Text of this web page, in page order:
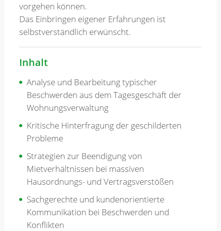
vorgehen können.
Das Einbringen eigener Erfahrungen ist
selbstverständlich erwünscht.
Inhalt
Analyse und Bearbeitung typischer
Beschwerden aus dem Tagesgeschäft der
Wohnungsverwaltung
Kritische Hinterfragung der geschilderten
Probleme
Strategien zur Beendigung von
Mietverhältnissen bei massiven
Hausordnungs- und Vertragsverstößen
Sachgerechte und kundenorientierte
Kommunikation bei Beschwerden und
Konflikten